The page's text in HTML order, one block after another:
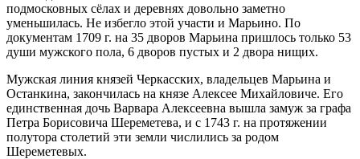
подмосковных сёлах и деревнях довольно заметно
уменьшилась. Не избегло этой участи и Марьино. По
документам 1709 г. на 35 дворов Марьина пришлось только 53
души мужского пола, 6 дворов пустых и 2 двора нищих.
Мужская линия князей Черкасских, владельцев Марьина и
Останкина, закончилась на князе Алексее Михайловиче. Его
единственная дочь Варвара Алексеевна вышла замуж за графа
Петра Борисовича Шереметева, и с 1743 г. на протяжении
полутора столетий эти земли числились за родом
Шереметевых.